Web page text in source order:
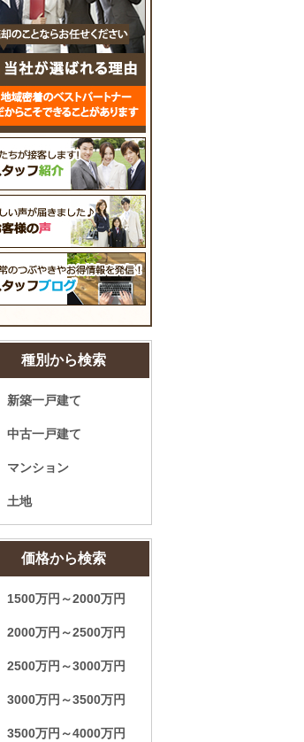
種別から検索
新築一戸建て
中古一戸建て
マンション
土地
価格から検索
1500万円～2000万円
2000万円～2500万円
2500万円～3000万円
3000万円～3500万円
3500万円～4000万円